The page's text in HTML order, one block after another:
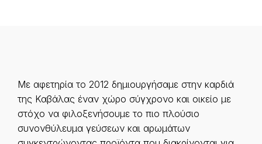
Με αφετηρία το 2012 δημιουργήσαμε στην καρδιά
της Καβάλας έναν χώρο σύγχρονο και οικείο με
στόχο να φιλοξενήσουμε το πιο πλούσιο
συνονθύλευμα γεύσεων και αρωμάτων